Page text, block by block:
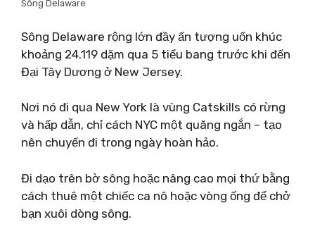
Sông Delaware
Sông Delaware rộng lớn đầy ấn tượng uốn khúc
khoảng 24.119 dặm qua 5 tiểu bang trước khi đến
Đại Tây Dương ở New Jersey.
Nơi nó đi qua New York là vùng Catskills có rừng
và hấp dẫn, chỉ cách NYC một quãng ngắn – tạo
nên chuyến đi trong ngày hoàn hảo.
Đi dạo trên bờ sông hoặc nâng cao mọi thứ bằng
cách thuê một chiếc ca nô hoặc vòng ống để chở
bạn xuôi dòng sông.